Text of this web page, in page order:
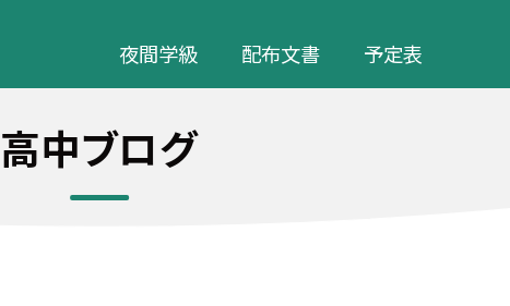
夜間学級 配布文書 予定表
高中ブログ